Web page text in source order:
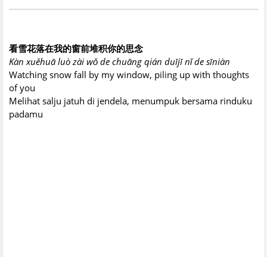
看雪花落在我的窗前堆积你的思念
Kàn xuěhuā luò zài wǒ de chuāng qián duījī nǐ de sīniàn
Watching snow fall by my window, piling up with thoughts
of you
Melihat salju jatuh di jendela, menumpuk bersama rinduku
padamu